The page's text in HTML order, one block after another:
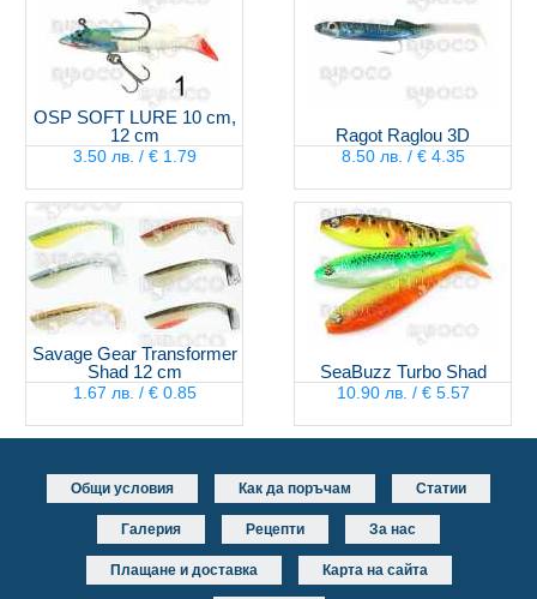
OSP SOFT LURE 10 cm,
12 cm
3.50 лв. / € 1.79
Ragot Raglou 3D
8.50 лв. / € 4.35
Savage Gear Transformer
Shad 12 cm
1.67 лв. / € 0.85
SeaBuzz Turbo Shad
10.90 лв. / € 5.57
Общи условия Как да поръчам Статии
Галерия Рецепти За нас
Плащане и доставка Карта на сайта